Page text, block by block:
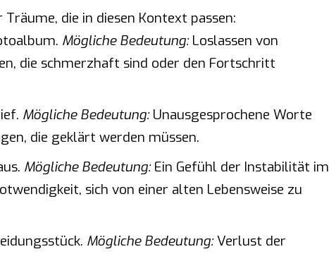
die in diesen Kontext passen:
Mögliche Bedeutung:Loslassen von
die schmerzhaft sind oder den Fortschritt
Mögliche Bedeutung:Unausgesprochene Worte
die geklärt werden müssen.
Mögliche Bedeutung:Ein Gefühl der Instabilität im
sich von einer alten Lebensweise zu
Mögliche Bedeutung:Verlust der